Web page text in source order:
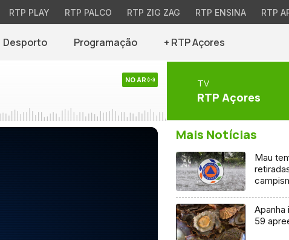
RTP PLAY RTP PALCO RTP ZIG ZAG RTP ENSINA RTP
Desporto Programação + RTP Açores
NO AR TV
RTP Açores
Mais Notícias
Mau
Apanha
59